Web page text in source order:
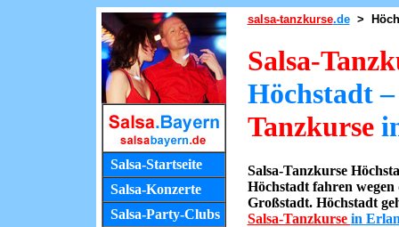
Salsa-Startseite
Salsa-Konzerte
Salsa-Party-Clubs
salsa-tanzkurse.de>
Salsa-
Höchstadt –
Tanzkurse
Salsa-Tanzkurse
Höchstadt fahren
Großstadt. Höchstadt
Salsa-Tanzkurse in